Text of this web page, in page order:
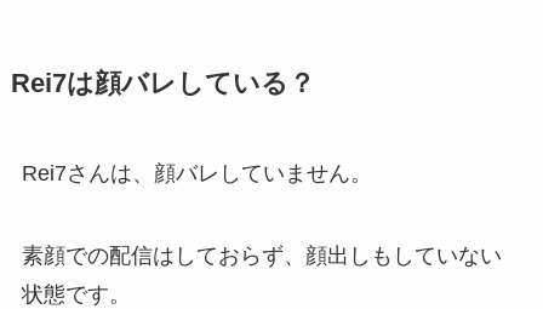
Rei7は顔バレしている？
Rei7さんは、顔バレしていません。
素顔での配信はしておらず、顔出しもしていない
状態です。